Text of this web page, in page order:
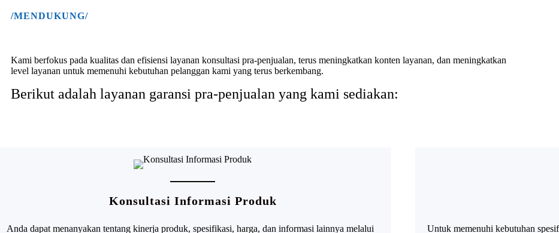
/MENDUKUNG/
Kami berfokus pada kualitas dan efisiensi layanan konsultasi pra-penjualan, terus meningkatkan konten layanan, dan meningkatkan
level layanan untuk memenuhi kebutuhan pelanggan kami yang terus berkembang.
Berikut adalah layanan garansi pra-penjualan yang kami sediakan:
Konsultasi Informasi Produk
Anda dapat menanyakan tentang kinerja produk, spesifikasi, harga, dan informasi lainnya melalui
Untuk memenuhi kebutuhan